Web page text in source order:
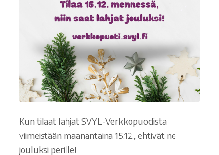
Kun tilaat lahjat SVYL-Verkkopuodista
viimeistään maanantaina 15.12., ehtivät ne
jouluksi perille!